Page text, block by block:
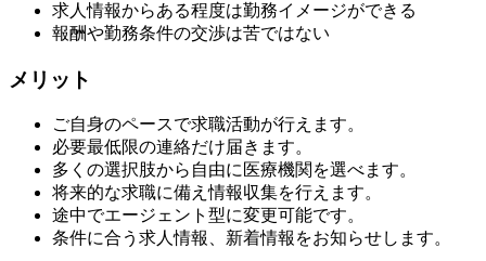
求人情報からある程度は勤務イメージができる
報酬や勤務条件の交渉は苦ではない
メリット
ご自身のペースで求職活動が行えます。
必要最低限の連絡だけ届きます。
多くの選択肢から自由に医療機関を選べます。
将来的な求職に備え情報収集を行えます。
途中でエージェント型に変更可能です。
条件に合う求人情報、新着情報をお知らせします。